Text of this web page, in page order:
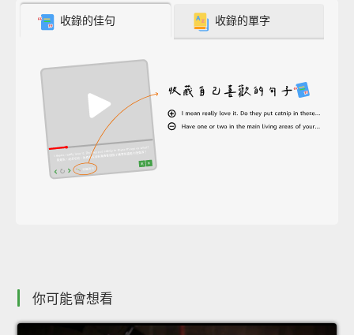
收錄的佳句 收錄的單字
你可能會想看